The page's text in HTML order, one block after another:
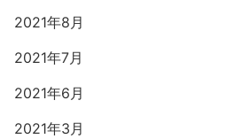
2021年8月
2021年7月
2021年6月
2021年3月